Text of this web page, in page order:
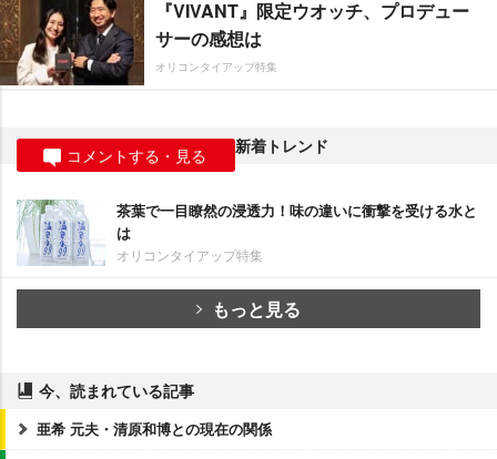
『VIVANT』限定ウオッチ、プロデュー
サーの感想は
オリコンタイアップ特集
コメントする・見る 新着トレンド
茶葉で一目瞭然の浸透力！味の違いに衝撃を受ける水と
は
オリコンタイアップ特集
もっと見る
今、読まれている記事
亜希 元夫・清原和博との現在の関係